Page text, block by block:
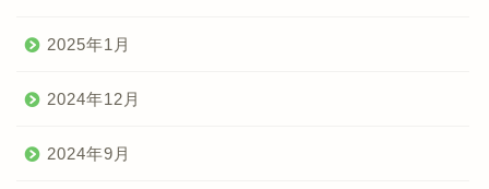
2025年1月
2024年12月
2024年9月